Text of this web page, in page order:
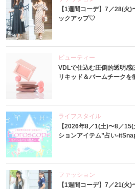
【1週間コーデ】7／28(火
ックアップ♡
ビューティー
VDLで仕込む圧倒的透明
リキッド＆バームチークを
ライフスタイル
【2026年8／1(土)〜8／
ションアイテム”占い-
ファッション
【1週間コーデ】7／21(火